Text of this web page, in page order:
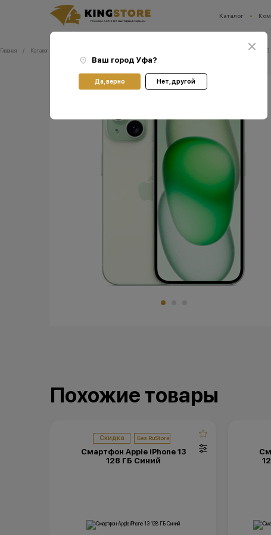
Каталог
Ваш город:
Ваш город Уфа?
Да, верно Нет, другой
Главная Каталог Смартфон Apple iPhone
Похожие товары
Скидка
Смартфон Apple iPhone 13
128 ГБ Синий